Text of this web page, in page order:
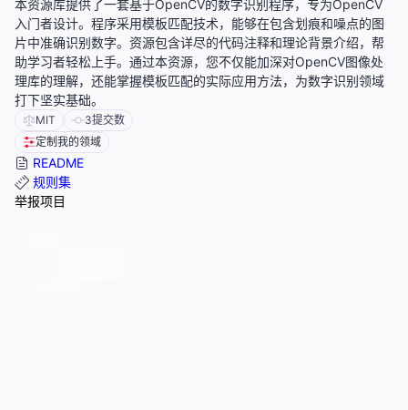
本资源库提供了一套基于OpenCV的数字识别程序，专为OpenCV
入门者设计。程序采用模板匹配技术，能够在包含划痕和噪点的图
片中准确识别数字。资源包含详尽的代码注释和理论背景介绍，帮
助学习者轻松上手。通过本资源，您不仅能加深对OpenCV图像处
理库的理解，还能掌握模板匹配的实际应用方法，为数字识别领域
打下坚实基础。
MIT 3提交数
定制我的领域
README
规则集
举报项目